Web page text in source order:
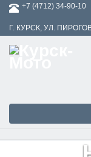
+7 (4712) 34-90-10
Г. КУРСК, УЛ.